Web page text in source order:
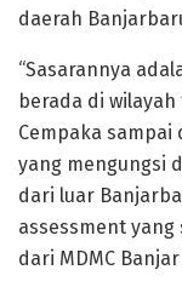
daerah
“Sasarannya
berada di
Cempaka sampai
yang mengungsi
dari luar
assessment
dari MDMC